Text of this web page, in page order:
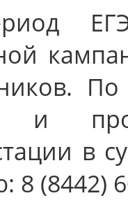
и
в
8 (8442)